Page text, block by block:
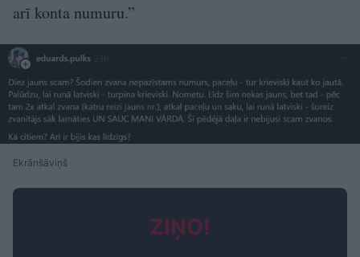
arī konta numuru.”
Ekrānšāviņš
ZIŅO!